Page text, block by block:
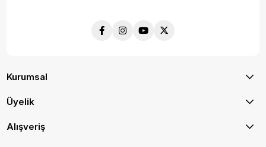
Kurumsal
Üyelik
Alışveriş